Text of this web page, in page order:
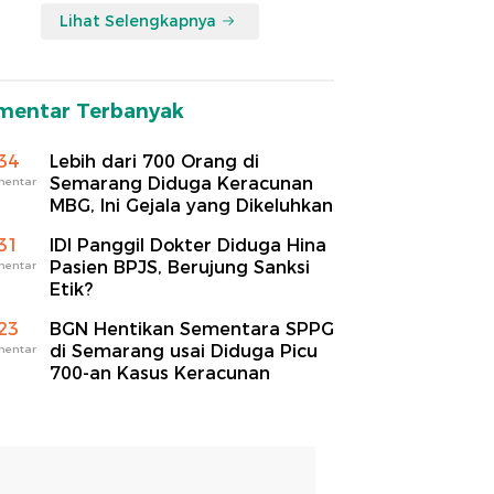
Lihat Selengkapnya
Terbanyak
Lebih dari 700 Orang di
Semarang Diduga Keracunan
MBG, Ini Gejala yang Dikeluhkan
IDI Panggil Dokter Diduga Hina
Pasien BPJS, Berujung Sanksi
Etik?
BGN Hentikan Sementara SPPG
di Semarang usai Diduga Picu
700-an Kasus Keracunan